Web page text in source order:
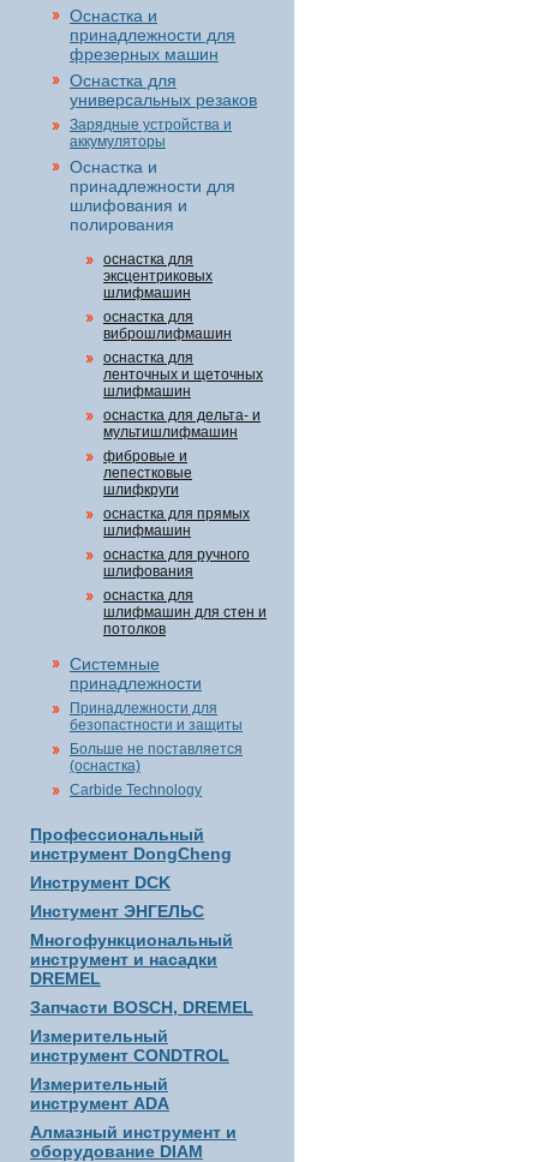
Оснастка и
принадлежности для
фрезерных машин
Оснастка для
универсальных резаков
Зарядные устройства и
аккумуляторы
Оснастка и
принадлежности для
шлифования и
полирования
оснастка для
эксцентриковых
шлифмашин
оснастка для
виброшлифмашин
оснастка для
ленточных и щеточных
шлифмашин
оснастка для дельта- и
мультишлифмашин
фибровые и
лепестковые
шлифкруги
оснастка для прямых
шлифмашин
оснастка для ручного
шлифования
оснастка для
шлифмашин для стен и
потолков
Системные
принадлежности
Принадлежности для
безопастности и защиты
Больше не поставляется
(оснастка)
Carbide Technology
Профессиональный
инструмент DongCheng
Инструмент DCK
Инстумент ЭНГЕЛЬС
Многофункциональный
инструмент и насадки
DREMEL
Запчасти BOSCH, DREMEL
Измерительный
инструмент CONDTROL
Измерительный
инструмент ADA
Алмазный инструмент и
оборудование DIAM